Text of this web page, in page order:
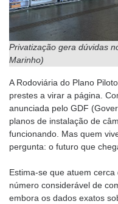
Privatização gera dúvidas
Marinho)
A Rodoviária do Plano
prestes a virar a página.
anunciada pelo GDF
planos de instalação de
funcionando. Mas quem
pergunta: o futuro que
Estima-se que atuem
número considerável de
embora os dados exatos